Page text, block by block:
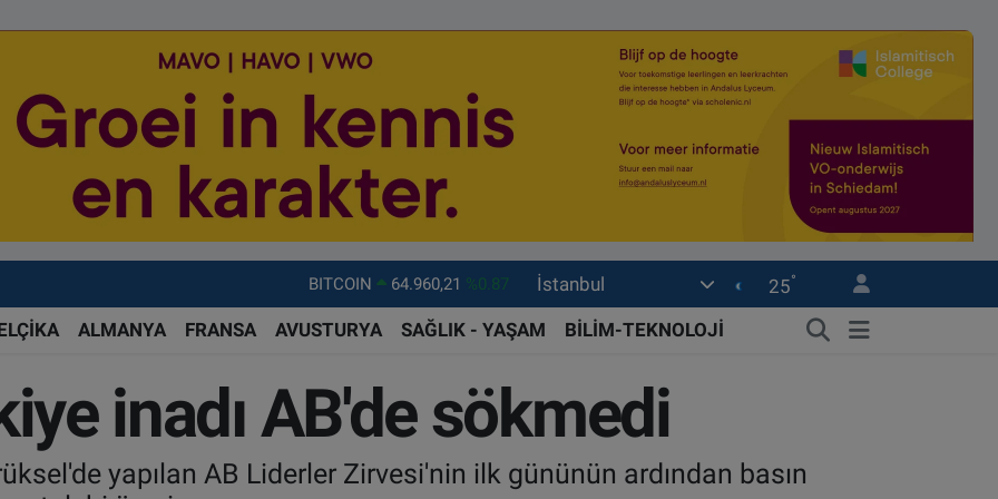
DOLAR 47,7436 %0.18
EURO
55,2510 %0.32
GRAM ALTIN
6648.99 %2.59
BİST100
13.779
%-14
BITCOIN
64.960,21 %0.87
İstanbul 25°
ALMANYA FRANSA AVUSTURYA SAĞLIK - YAŞAM BİLİM-TEKNOLOJİ
inadı AB'de sökmedi
yapılan AB Liderler Zirvesi'nin ilk gününün ardından basın